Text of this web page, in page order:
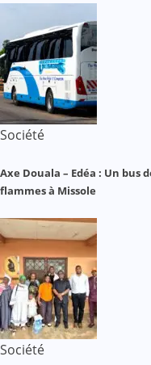
Société
Axe Douala – Edéa : Un bus
flammes à Missole
Société